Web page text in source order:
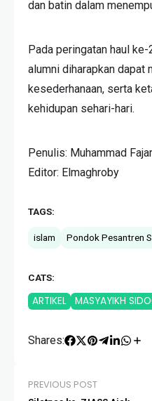
dan batin dalam
Pada peringatan haul
alumni diharapkan dapat
kesederhanaan, serta
kehidupan sehari-hari.
Penulis: Muhammad Fajar
Editor: Elmaghroby
TAGS:
islam Pondok Pesantren
CATS:
ARTIKEL MASYAYIKH
Shares:
PREVIOUS POST